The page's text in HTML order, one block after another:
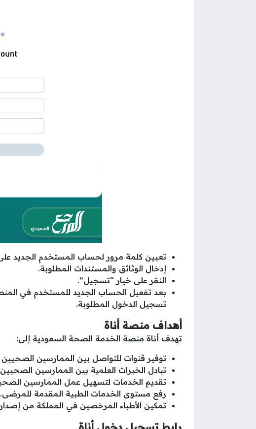
تعيين كلمة مرور لحساب المستخدم الجديد
إدخال الوثائق والمستندات المطلوبة.
النقر على خيار “تسجيل”.
بعد تفعيل الحساب الجديد للمستخدم في
تسجيل الدخول المطلوبة.
أهداف منصة أناة
تهدف أناة منصة الخدمة الصحة السعودية إلى:
توفير قنوات للتواصل بين الممارسين
تبادل الخبرات العلمية بين الممارسين
تقديم الخدمات لتسهيل عمل الممارسين
رفع مستوى الخدمات الطبية المقدمة للمرضى.
تمكين الأطباء المرخصين في المملكة من إصدار